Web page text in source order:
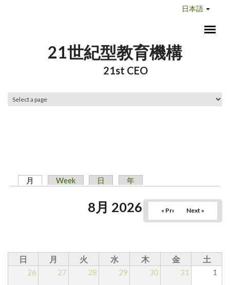
日本語
21世紀型教育機構
21st CEO
月 (アクティブなタブ)
Week 日 年
8月 2026 « Prev Next »
日 月 火 水 木 金 土
26 27 28 29 30 31 1